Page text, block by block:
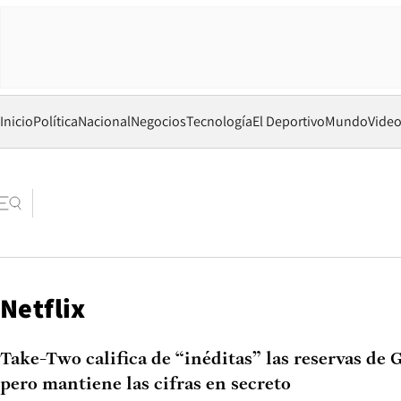
InicioPolíticaNacionalNegociosTecnologíaEl DeportivoMundo
Netflix
Take-Two califica de “inéditas” las reservas de
pero mantiene las cifras en secreto